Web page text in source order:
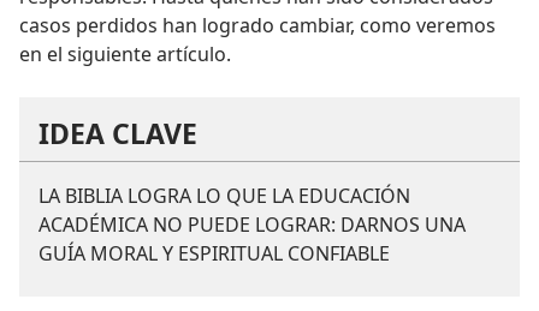
casos perdidos han logrado cambiar, como veremos
en el siguiente artículo.
IDEA CLAVE
LA BIBLIA LOGRA LO QUE LA EDUCACIÓN
ACADÉMICA NO PUEDE LOGRAR: DARNOS UNA
GUÍA MORAL Y ESPIRITUAL CONFIABLE